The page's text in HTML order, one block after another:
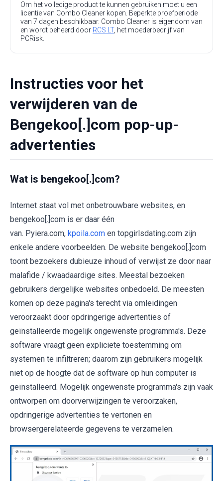
Om het volledige product te kunnen gebruiken moet u een
licentie van Combo Cleaner kopen. Beperkte proefperiode
van 7 dagen beschikbaar. Combo Cleaner is eigendom van
en wordt beheerd door RCS LT, het moederbedrijf van
PCRisk.
Instructies voor het
verwijderen van de
Bengekoo[.]com pop-up-
advertenties
Wat is bengekoo[.]com?
Internet staat vol met onbetrouwbare websites, en
bengekoo[.]com is er daar één
van. Pyiera.com, kpoila.com en topgirlsdating.com zijn
enkele andere voorbeelden. De website bengekoo[.]com
toont bezoekers dubieuze inhoud of verwijst ze door naar
malafide / kwaadaardige sites. Meestal bezoeken
gebruikers dergelijke websites onbedoeld. De meesten
komen op deze pagina's terecht via omleidingen
veroorzaakt door opdringerige advertenties of
geïnstalleerde mogelijk ongewenste programma's. Deze
software vraagt geen expliciete toestemming om
systemen te infiltreren; daarom zijn gebruikers mogelijk
niet op de hoogte dat de software op hun computer is
geïnstalleerd. Mogelijk ongewenste programma's zijn vaak
ontworpen om doorverwijzingen te veroorzaken,
opdringerige advertenties te vertonen en
browsergerelateerde gegevens te verzamelen.